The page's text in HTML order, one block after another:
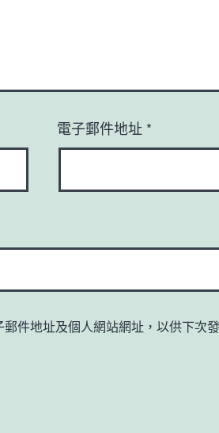
電子郵件地址 *
件地址及個人網站網址，以供下次